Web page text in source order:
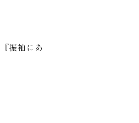
『振袖にあ